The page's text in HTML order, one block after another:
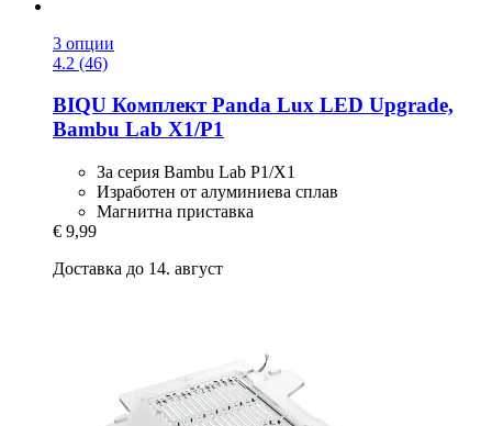
3 опции
4.2 (46)
BIQU Комплект Panda Lux LED Upgrade,
Bambu Lab X1/P1
За серия Bambu Lab P1/X1
Изработен от алуминиева сплав
Магнитна приставка
€ 9,99
Доставка до 14. август